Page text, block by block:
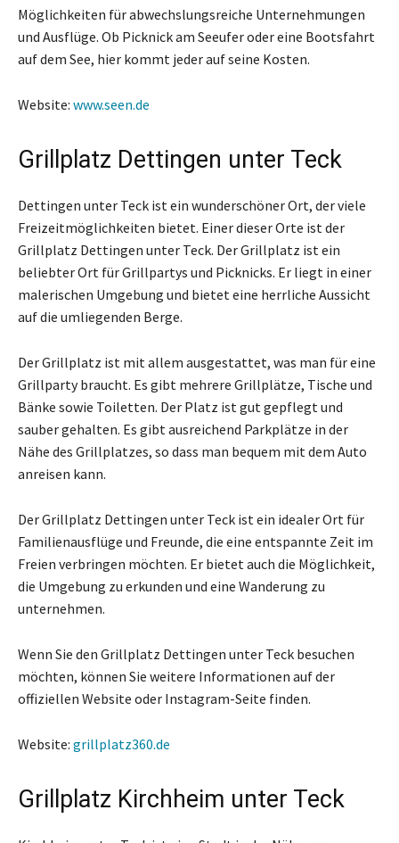
Möglichkeiten für abwechslungsreiche Unternehmungen
und Ausflüge. Ob Picknick am Seeufer oder eine Bootsfahrt
auf dem See, hier kommt jeder auf seine Kosten.
Website: www.seen.de
Grillplatz Dettingen unter Teck
Dettingen unter Teck ist ein wunderschöner Ort, der viele
Freizeitmöglichkeiten bietet. Einer dieser Orte ist der
Grillplatz Dettingen unter Teck. Der Grillplatz ist ein
beliebter Ort für Grillpartys und Picknicks. Er liegt in einer
malerischen Umgebung und bietet eine herrliche Aussicht
auf die umliegenden Berge.
Der Grillplatz ist mit allem ausgestattet, was man für eine
Grillparty braucht. Es gibt mehrere Grillplätze, Tische und
Bänke sowie Toiletten. Der Platz ist gut gepflegt und
sauber gehalten. Es gibt ausreichend Parkplätze in der
Nähe des Grillplatzes, so dass man bequem mit dem Auto
anreisen kann.
Der Grillplatz Dettingen unter Teck ist ein idealer Ort für
Familienausflüge und Freunde, die eine entspannte Zeit im
Freien verbringen möchten. Er bietet auch die Möglichkeit,
die Umgebung zu erkunden und eine Wanderung zu
unternehmen.
Wenn Sie den Grillplatz Dettingen unter Teck besuchen
möchten, können Sie weitere Informationen auf der
offiziellen Website oder Instagram-Seite finden.
Website: grillplatz360.de
Grillplatz Kirchheim unter Teck